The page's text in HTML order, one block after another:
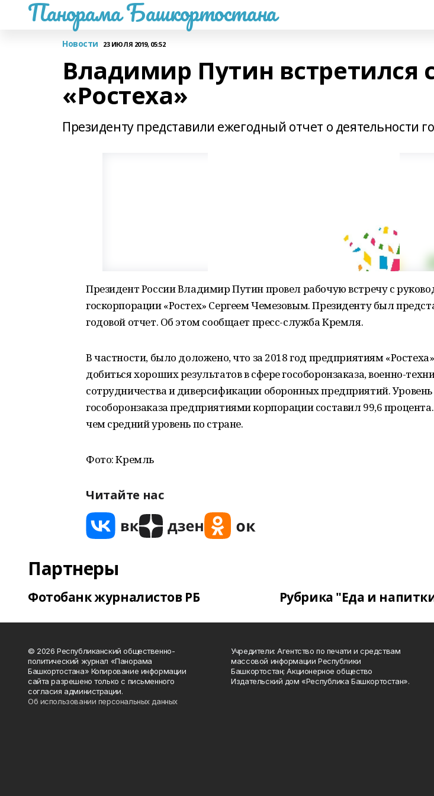
Панорама Башкортостана
Новости 23 ИЮЛЯ 2019, 05:52
Владимир Путин встретился
«Ростеха»
Президенту представили ежегодный отчет о деятельности
Президент России Владимир Путин провел рабочую встречу с
госкорпорации «Ростех» Сергеем Чемезовым. Президенту был
годовой отчет. Об этом сообщает пресс-служба Кремля.
В частности, было доложено, что за 2018 год предприятиям
добиться хороших результатов в сфере гособоронзаказа, военно-
сотрудничества и диверсификации оборонных предприятий.
гособоронзаказа предприятиями корпорации составил 99,6
чем средний уровень по стране.
Фото: Кремль
Читайте нас
Партнеры
Фотобанк журналистов РБ Рубрика "Еда и
© 2026 Республиканский общественно-
политический журнал «Панорама
Башкортостана» Копирование информации
сайта разрешено только с письменного
согласия администрации.
Об использовании персональных данных
Учредители: Агентство по печати и средствам
массовой информации Республики
Башкортостан; Акционерное общество
Издательский дом «Республика Башкортостан».